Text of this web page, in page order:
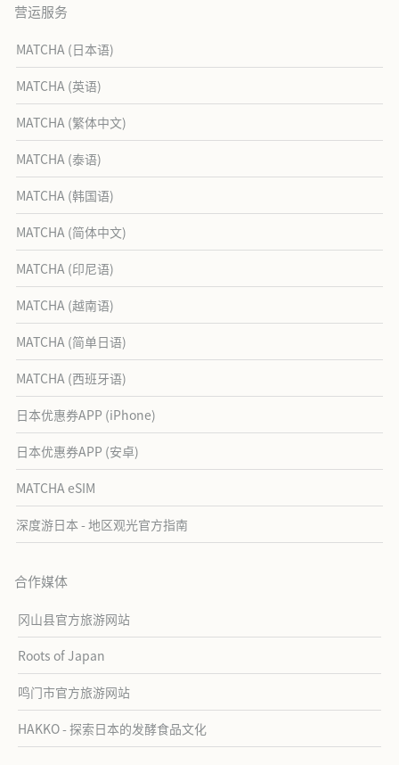
营运服务
MATCHA (日本语)
MATCHA (英语)
MATCHA (繁体中文)
MATCHA (泰语)
MATCHA (韩国语)
MATCHA (简体中文)
MATCHA (印尼语)
MATCHA (越南语)
MATCHA (简单日语)
MATCHA (西班牙语)
日本优惠券APP (iPhone)
日本优惠券APP (安卓)
MATCHA eSIM
深度游日本 - 地区观光官方指南
合作媒体
冈山县官方旅游网站
Roots of Japan
鸣门市官方旅游网站
HAKKO - 探索日本的发酵食品文化